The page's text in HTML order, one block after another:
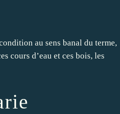
au sens banal du terme,
cours d’eau et ces bois, les